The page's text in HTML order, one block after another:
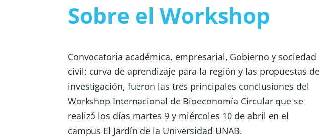
Sobre el Workshop
Convocatoria académica, empresarial, Gobierno y sociedad
civil; curva de aprendizaje para la región y las propuestas de
investigación, fueron las tres principales conclusiones del
Workshop Internacional de Bioeconomía Circular que se
realizó los días martes 9 y miércoles 10 de abril en el
campus El Jardín de la Universidad UNAB.